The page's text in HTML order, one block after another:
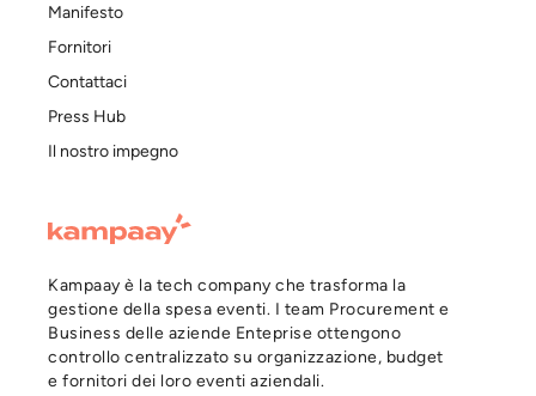
Kampaay è la tech company che trasforma la
gestione della spesa eventi. I team Procurement e
Business delle aziende Enteprise ottengono
controllo centralizzato su organizzazione, budget
e fornitori dei loro eventi aziendali.
Manifesto
Fornitori
Contattaci
Press Hub
Il nostro impegno